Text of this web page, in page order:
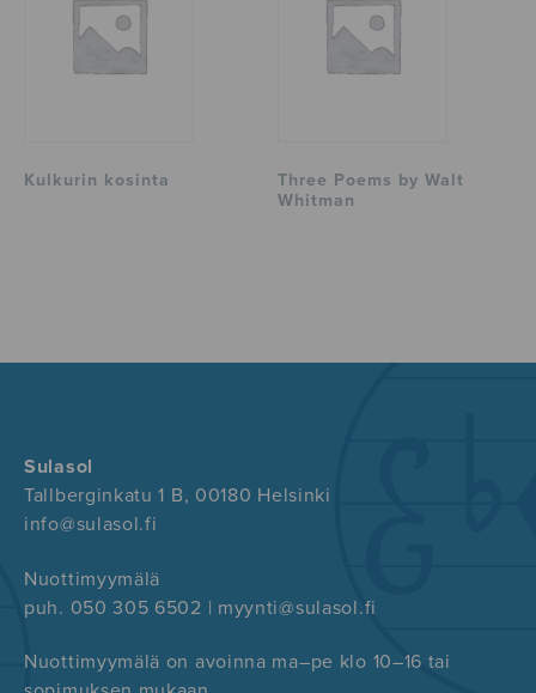
Kulkurin kosinta
Three Poems by Walt
Whitman
Sulasol
Tallberginkatu 1 B, 00180 Helsinki
info@sulasol.fi
Nuottimyymälä
puh. 050 305 6502 | myynti@sulasol.fi
Nuottimyymälä on avoinna ma–pe klo 10–16 tai